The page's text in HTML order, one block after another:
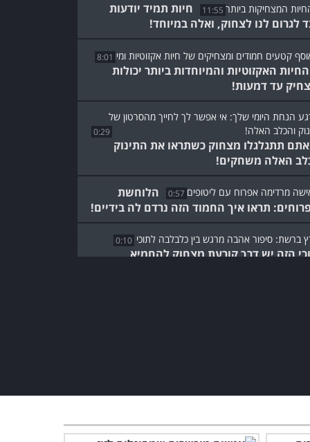
11:55
חיות תמיד יודעות
לגרום לנו לצחוק, ואלה במיוחד!
8:01
האקזוטיות והמיוחדות ביותר יכולות
עד דמעות!
0:29
תתגלגלו מצחוק כשתראו את התינוק
האלה משחקים!
0:57
הלוחשת
תראו איך החמוד הזה נרדם לה בידיים!
0:10
הזה יש דרך קורעת מצחוק להחמיא